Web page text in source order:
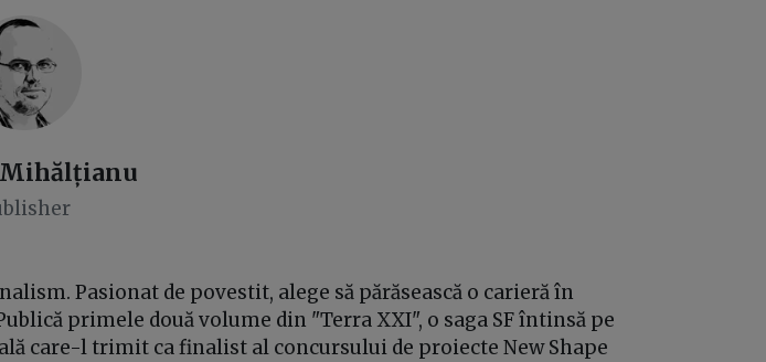
Mihălțianu
Pasionat de povestit, alege să părăsească o carieră în
primele două volume din "Terra XXI", o saga SF întinsă pe
care-l trimit ca finalist al concursului de proiecte New Shape